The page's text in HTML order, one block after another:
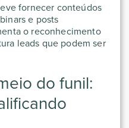
fornecer conteúdos
e posts
o reconhecimento
leads que podem ser
do funil: